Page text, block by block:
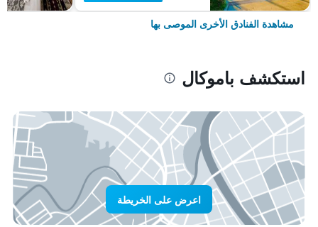
مشاهدة الفنادق الأخرى الموصى بها
استكشف باموكال
اعرض على الخريطة